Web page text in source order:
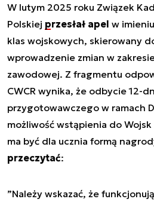
W lutym 2025 roku Związek
Polskiej przesłał apel w
klas wojskowych, skierowany
wprowadzenie zmian w
zawodowej. Z fragmentu
CWCR wynika, że odbycie 12-
przygotowawczego w ramach
możliwość wstąpienia do
ma być dla ucznia formą
przeczytać:
”Należy wskazać, że